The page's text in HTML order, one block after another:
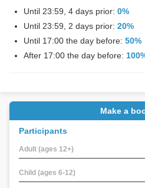
Until 23:59, 4 days prior: 0%
Until 23:59, 2 days prior: 20%
Until 17:00 the day before: 50%
After 17:00 the day before:
Make a
Participants
Adult (ages 12+)
Child (ages 6-12)